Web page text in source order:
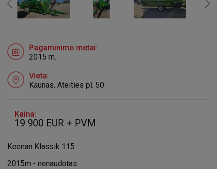
Pagaminimo metai:
2015 m.
Vieta:
Kaunas, Ateities pl. 50
Kaina:
19 900 EUR + PVM
Keenan Klassik 115
2015m - nenaudotas